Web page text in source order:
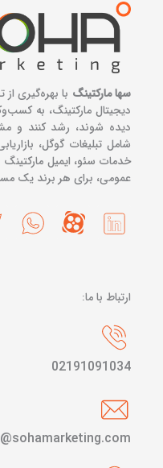
سها مارکتینگ با بهره‌گیری
دیجیتال مارکتینگ، به
دیده شوند، رشد کنند و
شامل تبلیغات گوگل،
خدمات سئو، ایمیل
عمومی، برای هر برند یک
ارتباط با ما:
02191091034